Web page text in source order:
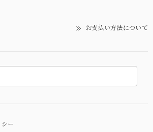
お支払い方法について
ー